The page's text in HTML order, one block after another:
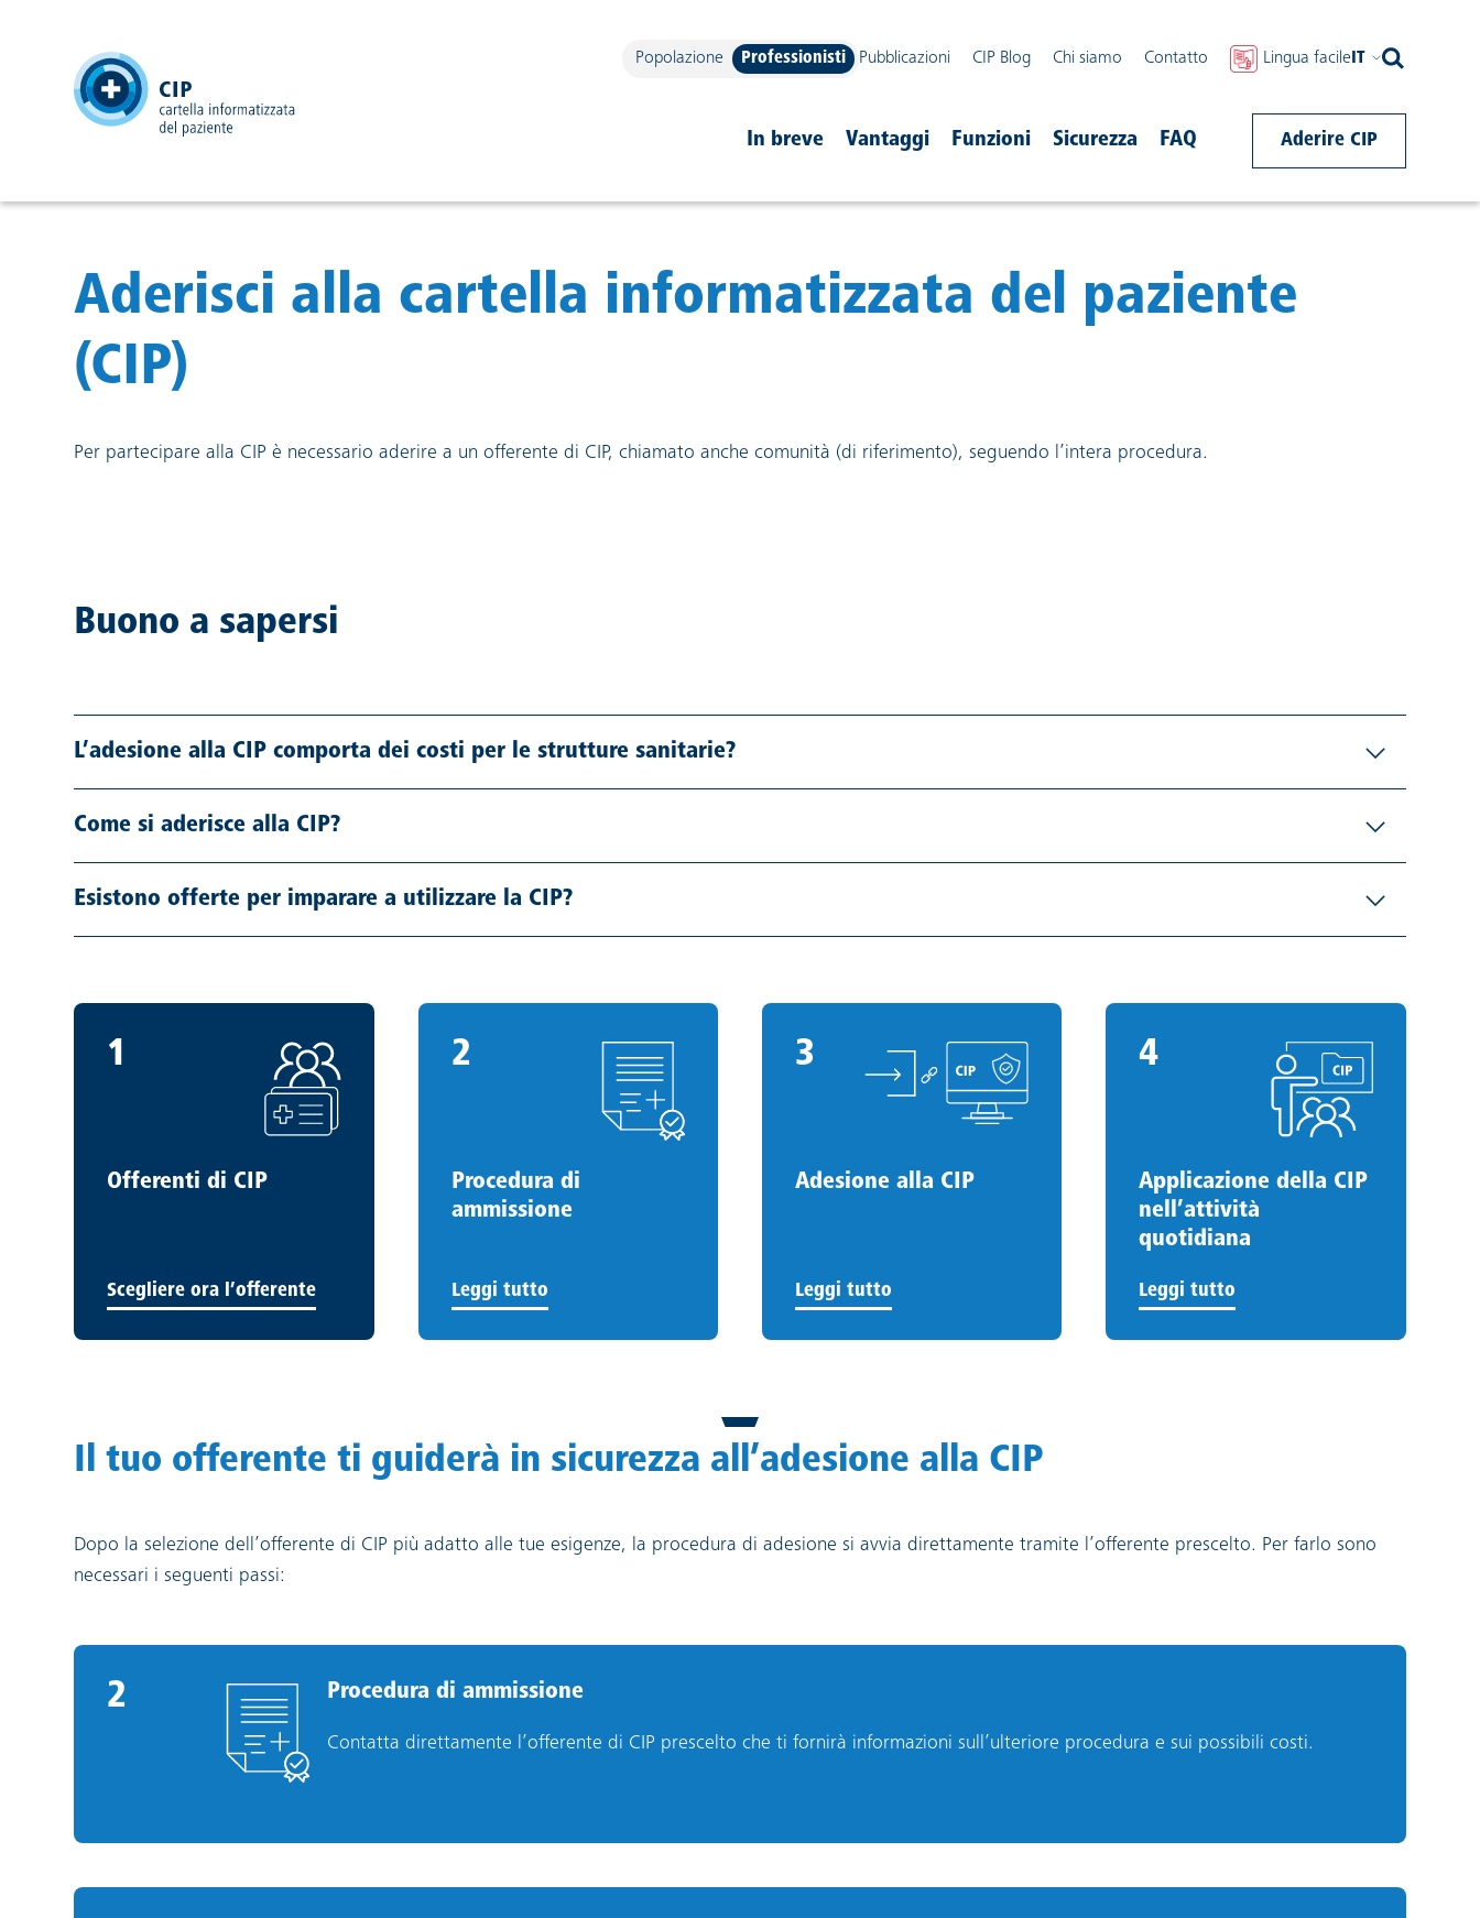
navigazione
Popolazione Professionisti Pubblicazioni CIP Blog Chi siamo Contatto Lingua facile IT
In breve Vantaggi Funzioni Sicurezza FAQ Aderire CIP
Aderisci alla cartella informatizzata del paziente
(CIP)
Per partecipare alla CIP è necessario aderire a un offerente di CIP, chiamato anche comunità (di riferimento), seguendo l’intera procedura.
Buono a sapersi
L’adesione alla CIP comporta dei costi per le strutture sanitarie?
Come si aderisce alla CIP?
Esistono offerte per imparare a utilizzare la CIP?
1.
Offerenti di CIP
Scegliere ora l’offerente
1
2.
Procedura di
ammissione
Leggi tutto
2
3.
Adesione alla CIP
Leggi tutto
3
4.
Applicazione della CIP
nell’attività
quotidiana
Leggi tutto
4
Il tuo offerente ti guiderà in sicurezza all’adesione alla CIP
Dopo la selezione dell’offerente di CIP più adatto alle tue esigenze, la procedura di adesione si avvia direttamente tramite l’offerente prescelto. Per farlo sono
necessari i seguenti passi:
2.
Procedura di ammissione
Contatta direttamente l’offerente di CIP prescelto che ti fornirà informazioni sull’ulteriore procedura e sui possibili costi.
2